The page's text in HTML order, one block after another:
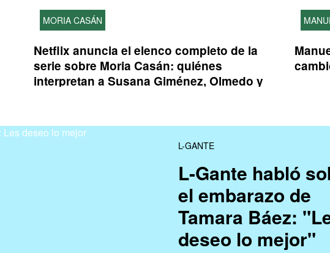
MORIA CASÁN
Netflix anuncia el elenco completo de la
serie sobre Moria Casán: quiénes
interpretan a Susana Giménez, Olmedo y
L-GANTE
L-Gante habló
el embarazo de
Tamara Báez:
deseo lo mejor"